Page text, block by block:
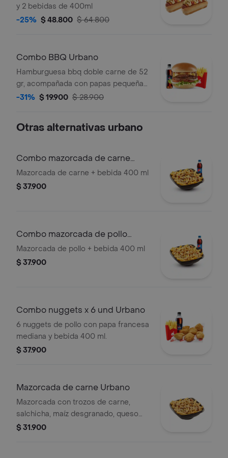
y 2 bebidas de 400ml
-25% $ 48.800 $ 64.800
Combo BBQ Urbano
Hamburguesa bbq doble carne de 52
gr, acompañada con papas pequeñas
y bebida pet de 400 ml.
-31% $ 19.900 $ 28.900
Otras alternativas urbano
Combo mazorcada de carne
Urbano
Mazorcada de carne + bebida 400 ml
$ 37.900
Combo mazorcada de pollo
urbano
Mazorcada de pollo + bebida 400 ml
$ 37.900
Combo nuggets x 6 und Urbano
6 nuggets de pollo con papa francesa
mediana y bebida 400 ml.
$ 37.900
Mazorcada de carne Urbano
Mazorcada con trozos de carne,
salchicha, maíz desgranado, queso
mozzarella, papa francesa y papa
$ 31.900